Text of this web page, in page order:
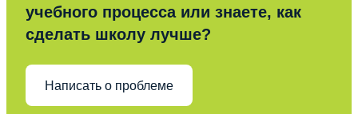
учебного процесса или знаете, как
сделать школу лучше?
Написать о проблеме